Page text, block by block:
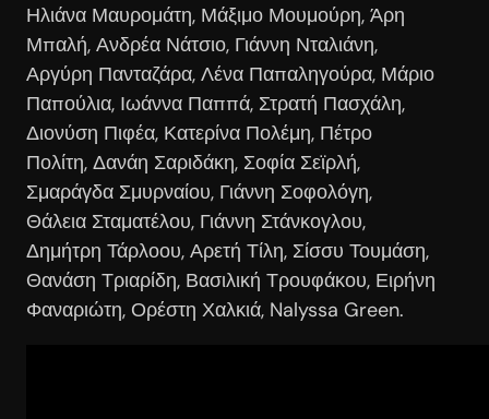
Ηλιάνα Μαυρομάτη, Μάξιμο Μουμούρη, Άρη
Μπαλή, Ανδρέα Νάτσιο, Γιάννη Νταλιάνη,
Αργύρη Πανταζάρα, Λένα Παπαληγούρα, Μάριο
Παπούλια, Ιωάννα Παππά, Στρατή Πασχάλη,
Διονύση Πιφέα, Κατερίνα Πολέμη, Πέτρο
Πολίτη, Δανάη Σαριδάκη, Σοφία Σεϊρλή,
Σμαράγδα Σμυρναίου, Γιάννη Σοφολόγη,
Θάλεια Σταματέλου, Γιάννη Στάνκογλου,
Δημήτρη Τάρλοου, Αρετή Τίλη, Σίσσυ Τουμάση,
Θανάση Τριαρίδη, Βασιλική Τρουφάκου, Ειρήνη
Φαναριώτη, Ορέστη Χαλκιά, Nalyssa Green.